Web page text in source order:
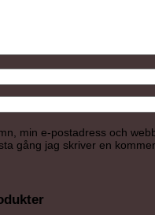
min e-postadress och
gång jag skriver en